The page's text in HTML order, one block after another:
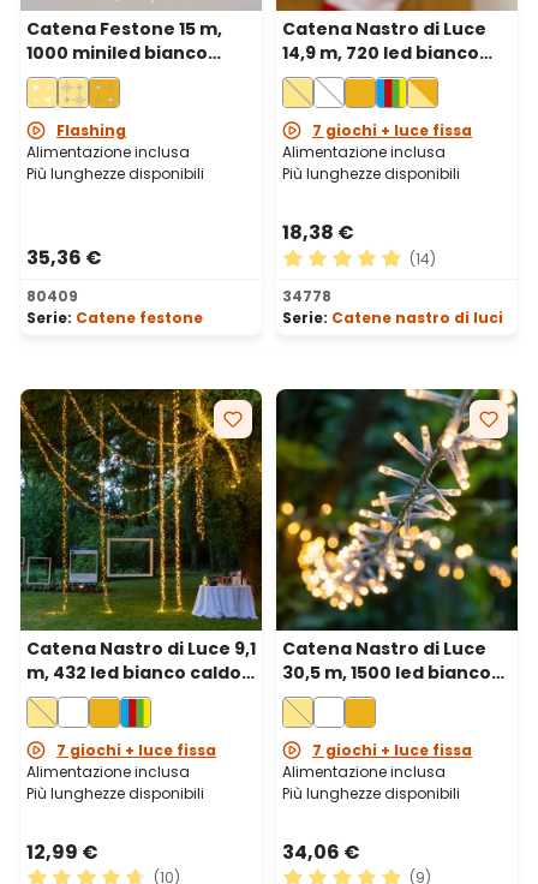
Catena Festone 15 m,
1000 miniled bianco
caldo e bianco freddo,
cavo verde
Flashing
Alimentazione inclusa
Più lunghezze disponibili
35,36 €
80409
Serie: Catene festone
Catena Nastro di Luce
14,9 m, 720 led bianco
caldo, cavo verde
7 giochi + luce fissa
Alimentazione inclusa
Più lunghezze disponibili
18,38 €
Valutazione media di 4.93
(14)
34778
Serie: Catene nastro di luci
Catena Nastro di Luce 9,1
m, 432 led bianco caldo,
cavo verde
7 giochi + luce fissa
Alimentazione inclusa
Più lunghezze disponibili
12,99 €
(10)
Catena Nastro di Luce
30,5 m, 1500 led bianco
caldo, cavo trasparente
7 giochi + luce fissa
Alimentazione inclusa
Più lunghezze disponibili
34,06 €
(9)